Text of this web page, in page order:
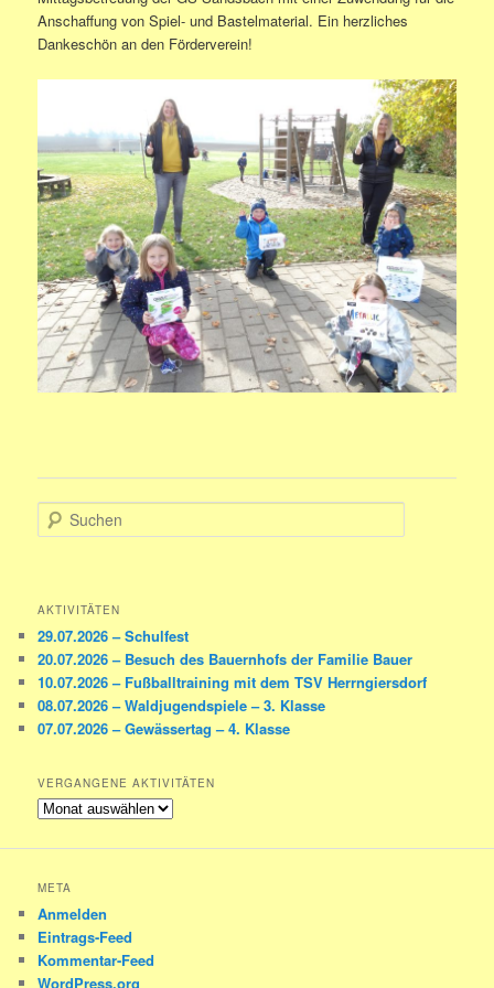
Anschaffung von Spiel- und Bastelmaterial. Ein herzliches
Dankeschön an den Förderverein!
u
n
AKTIVITÄTEN
29.07.2026 – Schulfest
20.07.2026 – Besuch des Bauernhofs der Familie Bauer
10.07.2026 – Fußballtraining mit dem TSV Herrngiersdorf
08.07.2026 – Waldjugendspiele – 3. Klasse
07.07.2026 – Gewässertag – 4. Klasse
VERGANGENE AKTIVITÄTEN
Vergangene
META
Anmelden
Eintrags-Feed
Kommentar-Feed
WordPress.org